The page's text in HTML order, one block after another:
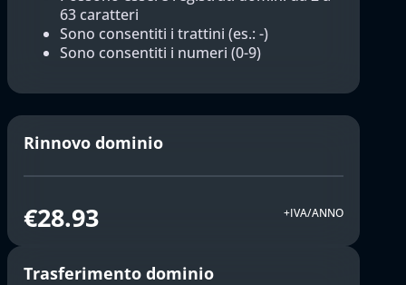
63 caratteri
Sono consentiti i trattini (es.: -)
Sono consentiti i numeri (0-9)
Rinnovo dominio
€28.93 +IVA/ANNO
Trasferimento dominio